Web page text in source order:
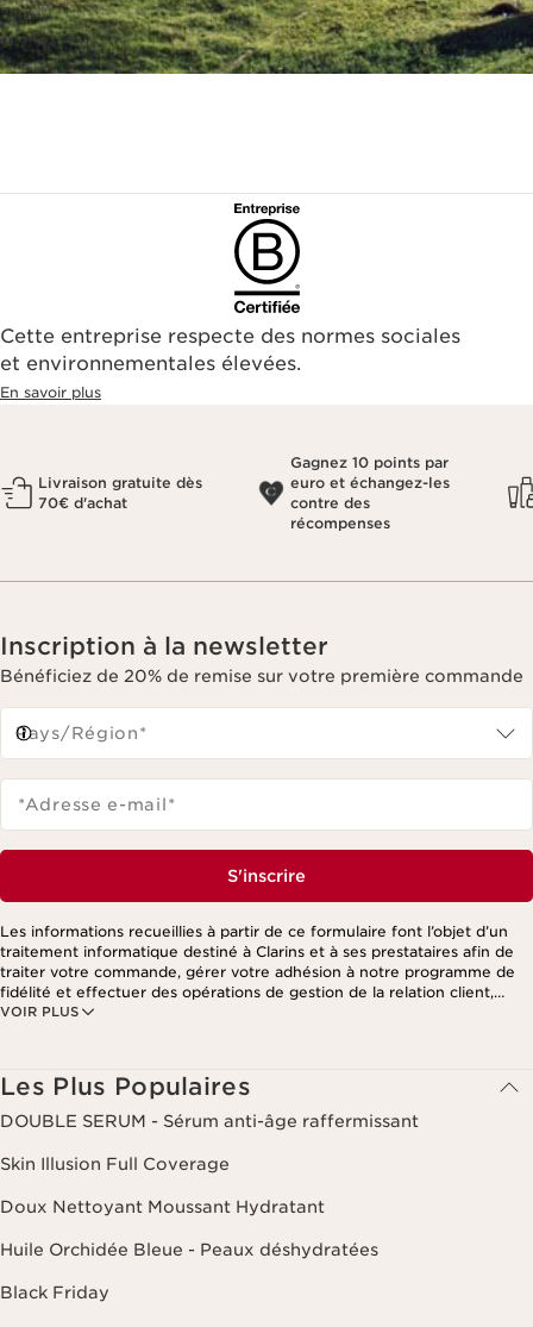
Cette entreprise respecte des normes sociales
et environnementales élevées.
En savoir plus
Livraison gratuite dès
70€ d'achat
Gagnez 10 points par
euro et échangez-les
contre des
récompenses
Inscription à la newsletter
Bénéficiez de 20% de remise sur votre première commande
Pays/Région*
*Adresse e-mail*
S'inscrire
VOIR PLUS
Les informations recueillies à partir de ce formulaire font l’objet d’un
traitement informatique destiné à Clarins et à ses prestataires afin de
traiter votre commande, gérer votre adhésion à notre programme de
fidélité et effectuer des opérations de gestion de la relation client,
notamment pour vous adresser des offres personnalisées en fonction
Les Plus Populaires
DOUBLE SERUM - Sérum anti-âge raffermissant
Skin Illusion Full Coverage
Doux Nettoyant Moussant Hydratant
Huile Orchidée Bleue - Peaux déshydratées
Black Friday